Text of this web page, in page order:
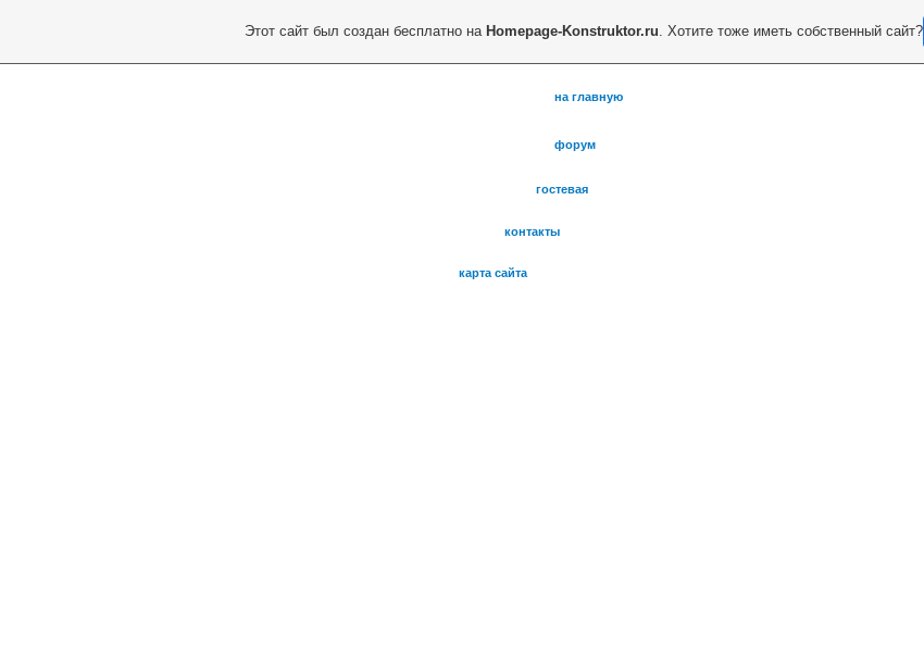
на главную
форум
гостевая
контакты
карта сайта
Этот сайт был создан бесплатно на Homepage-Konstruktor.ru. Хотите тоже иметь собственный сайт?